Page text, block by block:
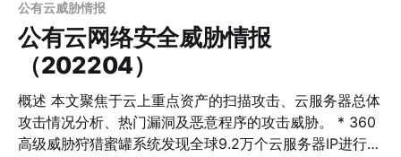
过订阅情报的方式与业界分享研究成果。近期我们在分析
未知DGA域名时发现一例不但使用日期，还会同时使用中
本聪的比特币账号交易信息来生成DGA域名的例子。因为
比特币交易的不确定性，该技术比使用时间生成的DGA更
难预测，因而防御难度更大。 该技术发现于一个名为
Orchard的botnet家族。自从2021年2月份首次检测到该
家族以来，我们发现它至少经历了3个版本的变化，中间
公有云威胁情报
公有云网络安全威胁情报
（202204）
概述 本文聚焦于云上重点资产的扫描攻击、云服务器总体
攻击情况分析、热门漏洞及恶意程序的攻击威胁。 * 360
高级威胁狩猎蜜罐系统发现全球9.2万个云服务器IP进行网